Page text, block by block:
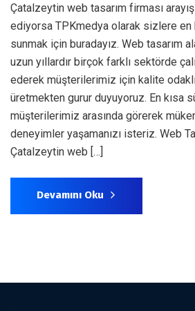
Çatalzeytin web tasarım firması
ediyorsa TPKmedya olarak sizlere
sunmak için buradayız. Web tasarım
uzun yıllardır birçok farklı sektörde
ederek müşterilerimiz için kalite
üretmekten gurur duyuyoruz. En kısa
müşterilerimiz arasında görerek
deneyimler yaşamanızı isteriz. Web
Çatalzeytin web […]
Devamını Oku